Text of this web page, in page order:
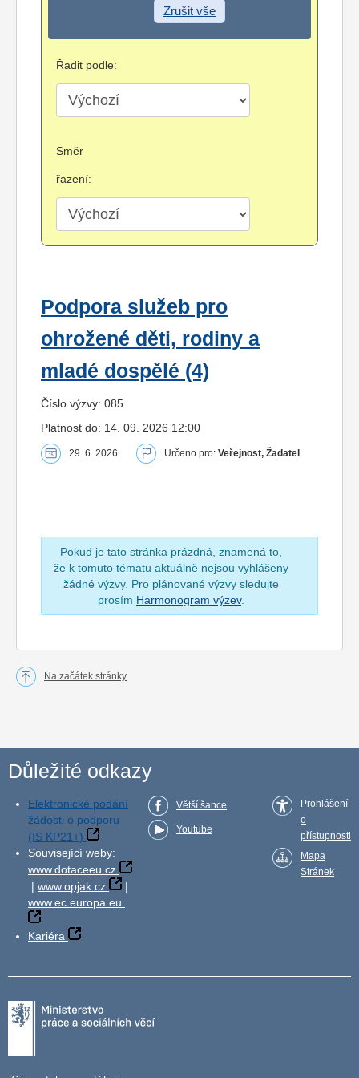
Zrušit vše
Řadit podle:
Směr
řazení:
Podpora služeb pro
ohrožené děti, rodiny a
mladé dospělé (4)
Číslo výzvy: 085
Platnost do: 14. 09. 2026 12:00
29. 6. 2026 Určeno pro: Veřejnost, Žadatel
Pokud je tato stránka prázdná, znamená to,
že k tomuto tématu aktuálně nejsou vyhlášeny
žádné výzvy. Pro plánované výzvy sledujte
prosím Harmonogram výzev.
Na začátek stránky
Důležité odkazy
Elektronické podání
žádosti o podporu
(IS KP21+)
Související weby:
www.dotaceeu.cz
| www.opjak.cz
|
www.ec.europa.eu
Kariéra
Větší šance
Youtube
Prohlášení
o
přístupnosti
Mapa
Stránek